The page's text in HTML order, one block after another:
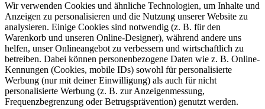
Wir verwenden Cookies und ähnliche Technologien, um Inhalte und
Anzeigen zu personalisieren und die Nutzung unserer Website zu
analysieren. Einige Cookies sind notwendig (z. B. für den
Warenkorb und unseren Online-Designer), während andere uns
helfen, unser Onlineangebot zu verbessern und wirtschaftlich zu
betreiben. Dabei können personenbezogene Daten wie z. B. Online-
Kennungen (Cookies, mobile IDs) sowohl für personalisierte
Werbung (nur mit deiner Einwilligung) als auch für nicht
personalisierte Werbung (z. B. zur Anzeigenmessung,
Frequenzbegrenzung oder Betrugsprävention) genutzt werden.